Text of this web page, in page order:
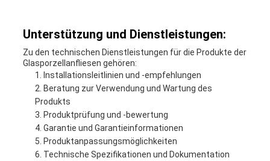
Unterstützung und Dienstleistungen:
Zu den technischen Dienstleistungen für die Produkte der
Glasporzellanfliesen gehören:
Installationsleitlinien und -empfehlungen
Beratung zur Verwendung und Wartung des
Produkts
Produktprüfung und -bewertung
Garantie und Garantieinformationen
Produktanpassungsmöglichkeiten
Technische Spezifikationen und Dokumentation